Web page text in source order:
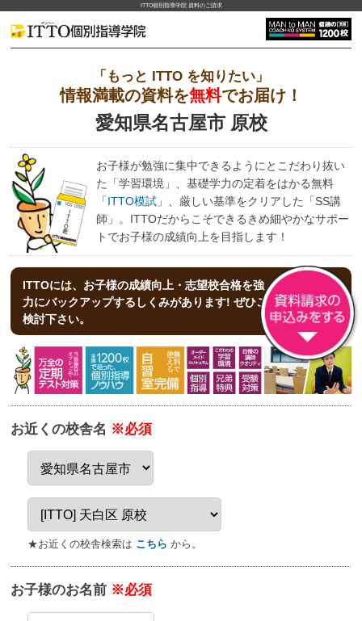
ITTO個別指導学院 資料のご請求
「もっと ITTO を知りたい」
情報満載の資料を無料でお届け！
愛知県名古屋市 原校
お子様が勉強に集中できるようにとこだわり抜い
た「学習環境」、基礎学力の定着をはかる無料
「ITTO模試」、厳しい基準をクリアした「SS講
師」。ITTOだからこそできるきめ細やかなサポー
トでお子様の成績向上を目指します！
ITTOには、お子様の成績向上・志望校合格を強
力にバックアップする しくみがあります! ぜひご
検討下さい。
お近くの校舎名 ※必須
★お近くの校舎検索は こちら から。
お子様のお名前 ※必須